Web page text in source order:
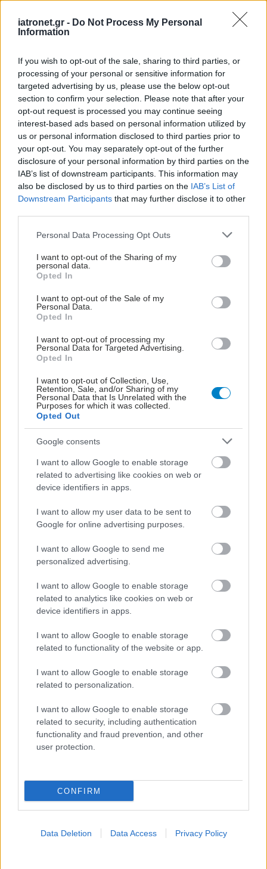
iatronet.gr - Do Not Process My Personal
Information
If you wish to opt-out of the sale, sharing to third parties, or
processing of your personal or sensitive information for
targeted advertising by us, please use the below opt-out
section to confirm your selection. Please note that after your
opt-out request is processed you may continue seeing
interest-based ads based on personal information utilized by
us or personal information disclosed to third parties prior to
your opt-out. You may separately opt-out of the further
disclosure of your personal information by third parties on the
IAB’s list of downstream participants. This information may
also be disclosed by us to third parties on the IAB’s List of
Downstream Participants that may further disclose it to other
Please note that this website/app uses one or more Google
not limited to your visit or usage behaviour. You may click to
grant or deny consent to Google and its third-party tags to
use your data for below specified purposes in below Google
consent section.
Personal Data Processing Opt Outs
I want to opt-out of the Sharing of my
personal data.
Opted In
I want to opt-out of the Sale of my
Personal Data.
Opted In
I want to opt-out of processing my
Personal Data for Targeted Advertising.
Opted In
I want to opt-out of Collection, Use,
Retention, Sale, and/or Sharing of my
Personal Data that Is Unrelated with the
Purposes for which it was collected.
Opted Out
Google consents
I want to allow Google to enable storage
related to advertising like cookies on web or
device identifiers in apps.
I want to allow my user data to be sent to
Google for online advertising purposes.
I want to allow Google to send me
personalized advertising.
I want to allow Google to enable storage
related to analytics like cookies on web or
device identifiers in apps.
I want to allow Google to enable storage
related to functionality of the website or app.
I want to allow Google to enable storage
related to personalization.
I want to allow Google to enable storage
related to security, including authentication
functionality and fraud prevention, and other
user protection.
CONFIRM
Data Deletion Data Access Privacy Policy